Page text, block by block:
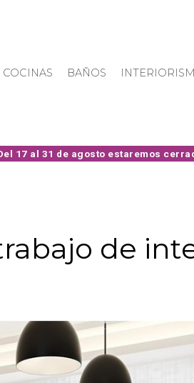
COCINAS BAÑOS
de